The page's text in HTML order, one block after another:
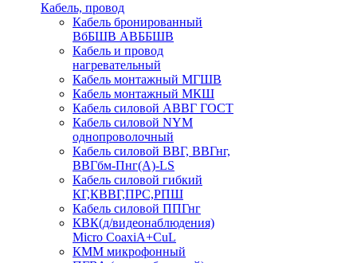
Кабель, провод
Кабель бронированный
ВбБШВ АВББШВ
Кабель и провод
нагревательный
Кабель монтажный МГШВ
Кабель монтажный МКШ
Кабель силовой АВВГ ГОСТ
Кабель силовой NYM
однопроволочный
Кабель силовой ВВГ, ВВГнг,
ВВГбм-Пнг(А)-LS
Кабель силовой гибкий
КГ,КВВГ,ПРС,РПШ
Кабель силовой ППГнг
КВК(д/видеонаблюдения)
Micro CoaxiA+CuL
КММ микрофонный